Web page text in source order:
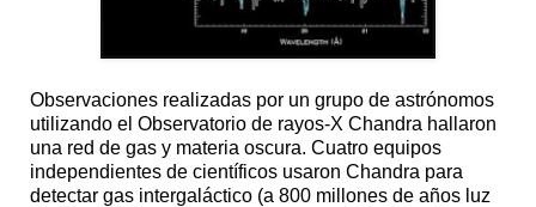
Observaciones realizadas por un grupo de astrónomos
utilizando el Observatorio de rayos-X Chandra hallaron
una red de gas y materia oscura. Cuatro equipos
independientes de científicos usaron Chandra para
detectar gas intergaláctico (a 800 millones de años luz